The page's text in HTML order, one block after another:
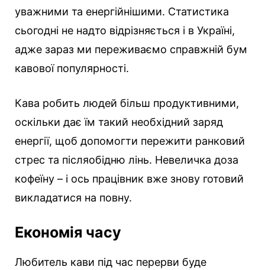
уважними та енергійнішими. Статистика
сьогодні не надто відрізняється і в Україні,
адже зараз ми переживаємо справжній бум
кавової популярності.
Кава робить людей більш продуктивними,
оскільки дає їм такий необхідний заряд
енергії, щоб допомогти пережити ранковий
стрес та післяобідню лінь. Невеличка доза
кофеїну – і ось працівник вже знову готовий
викладатися на повну.
Економія часу
Любитель кави під час перерви буде